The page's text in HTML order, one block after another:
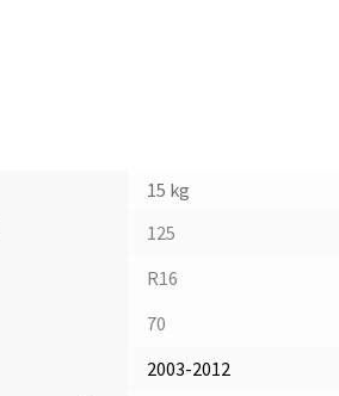
15 kg
125
R16
70
2003-2012